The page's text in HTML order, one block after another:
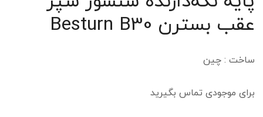
عقب بسترن Besturn B30
ساخت : چین
برای موجودی تماس بگیرید